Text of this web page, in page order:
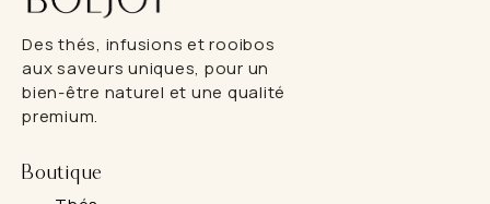
Des thés, infusions et rooibos
aux saveurs uniques, pour un
bien-être naturel et une qualité
premium.
Boutique